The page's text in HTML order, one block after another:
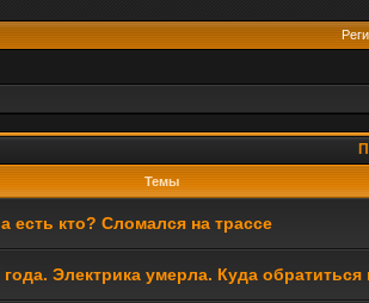
Темы
есть кто? Сломался на трассе
года. Электрика умерла. Куда